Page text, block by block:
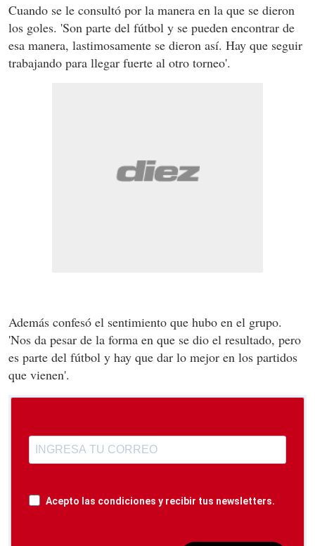
Cuando se le consultó por la manera en la que se dieron
los goles. 'Son parte del fútbol y se pueden encontrar de
esa manera, lastimosamente se dieron así. Hay que seguir
trabajando para llegar fuerte al otro torneo'.
Además confesó el sentimiento que hubo en el grupo.
'Nos da pesar de la forma en que se dio el resultado, pero
es parte del fútbol y hay que dar lo mejor en los partidos
que vienen'.
Acepto las condiciones y recibir tus newsletters.